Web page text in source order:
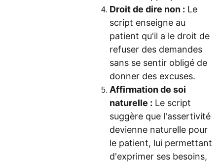
Droit de dire non : Le
script enseigne au
patient qu'il a le droit de
refuser des demandes
sans se sentir obligé de
donner des excuses.
Affirmation de soi
naturelle : Le script
suggère que l'assertivité
devienne naturelle pour
le patient, lui permettant
d'exprimer ses besoins,